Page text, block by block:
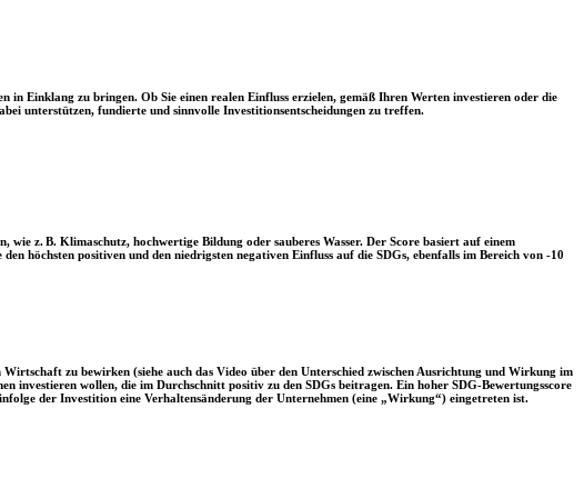
Einklang zu bringen. Ob Sie einen realen Einfluss erzielen, gemäß Ihren Werten investieren oder die
unterstützen, fundierte und sinnvolle Investitionsentscheidungen zu treffen.
z. B. Klimaschutz, hochwertige Bildung oder sauberes Wasser. Der Score basiert auf einem
höchsten positiven und den niedrigsten negativen Einfluss auf die SDGs, ebenfalls im Bereich von -10
zu bewirken (siehe auch das Video über den Unterschied zwischen Ausrichtung und Wirkung im
investieren wollen, die im Durchschnitt positiv zu den SDGs beitragen. Ein hoher SDG-Bewertungsscore
der Investition eine Verhaltensänderung der Unternehmen (eine „Wirkung“) eingetreten ist.